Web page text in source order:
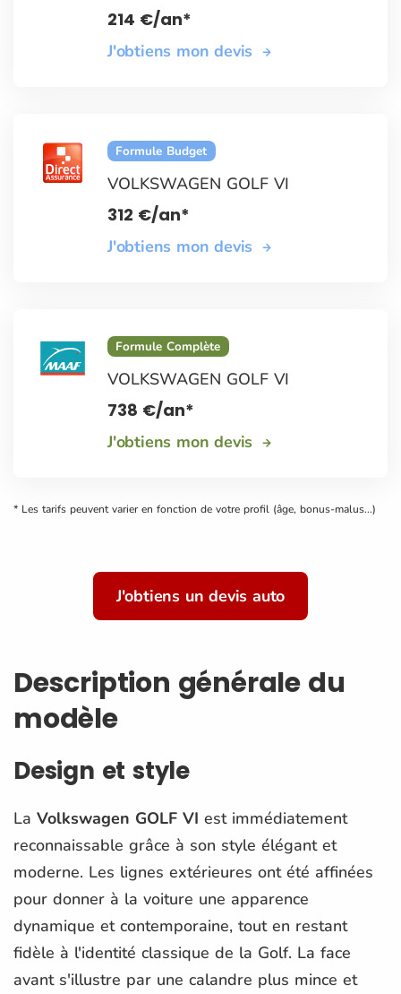
214 €/an*
J'obtiens mon devis
Formule Budget
VOLKSWAGEN GOLF VI
312 €/an*
J'obtiens mon devis
Formule Complète
VOLKSWAGEN GOLF VI
738 €/an*
J'obtiens mon devis
* Les tarifs peuvent varier en fonction de votre profil (âge, bonus-malus...)
J'obtiens un devis auto
Description générale du
modèle
Design et style
La Volkswagen GOLF VI est immédiatement
reconnaissable grâce à son style élégant et
moderne. Les lignes extérieures ont été affinées
pour donner à la voiture une apparence
dynamique et contemporaine, tout en restant
fidèle à l'identité classique de la Golf. La face
avant s'illustre par une calandre plus mince et